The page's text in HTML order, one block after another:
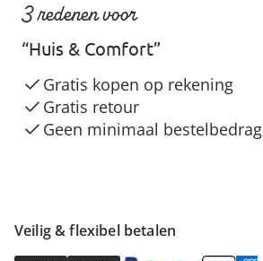
Veilig & flexibel betalen
3 redenen voor
“Huis & Comfort”
Gratis kopen op rekening
Gratis retour
Geen minimaal bestelbedrag